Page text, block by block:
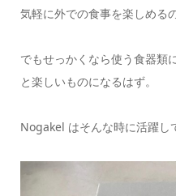
気軽に外での食事を楽しめる
でもせっかくなら使う食器類
と楽しいものになるはず。
Nogakel はそんな時に活躍し